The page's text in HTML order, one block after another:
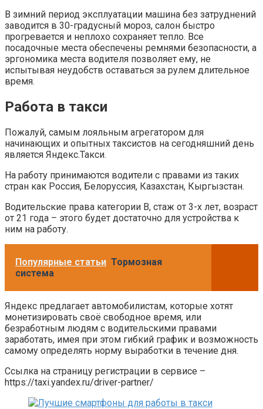
В зимний период эксплуатации машина без затруднений
заводится в 30-градусный мороз, салон быстро
прогревается и неплохо сохраняет тепло. Все
посадочные места обеспечены ремнями безопасности, а
эргономика места водителя позволяет ему, не
испытывая неудобств оставаться за рулем длительное
время.
Работа в такси
Пожалуй, самым лояльным агрегатором для
начинающих и опытных таксистов на сегодняшний день
является Яндекс.Такси.
На работу принимаются водители с правами из таких
стран как Россия, Белоруссия, Казахстан, Кыргызстан.
Водительские права категории B, стаж от 3-х лет, возраст
от 21 года – этого будет достаточно для устройства к
ним на работу.
Популярные статьи Тормозная
система
Яндекс предлагает автомобилистам, которые хотят
монетизировать своё свободное время, или
безработным людям с водительскими правами
заработать, имея при этом гибкий график и возможность
самому определять норму выработки в течение дня.
Ссылка на страницу регистрации в сервисе –
https://taxi.yandex.ru/driver-partner/